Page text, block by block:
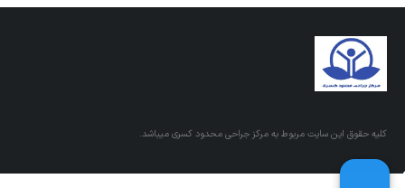
کلیه حقوق این سایت مربوط به مرکز جراحی محدود کسری میباشد.